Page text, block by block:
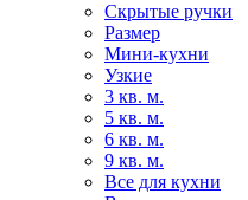
Скрытые ручки
Размер
Мини-кухни
Узкие
3 кв. м.
5 кв. м.
6 кв. м.
9 кв. м.
Все для кухни